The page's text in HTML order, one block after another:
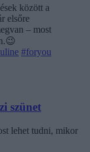
között a
elsőre
– most
#foryou
szünet
lehet tudni, mikor